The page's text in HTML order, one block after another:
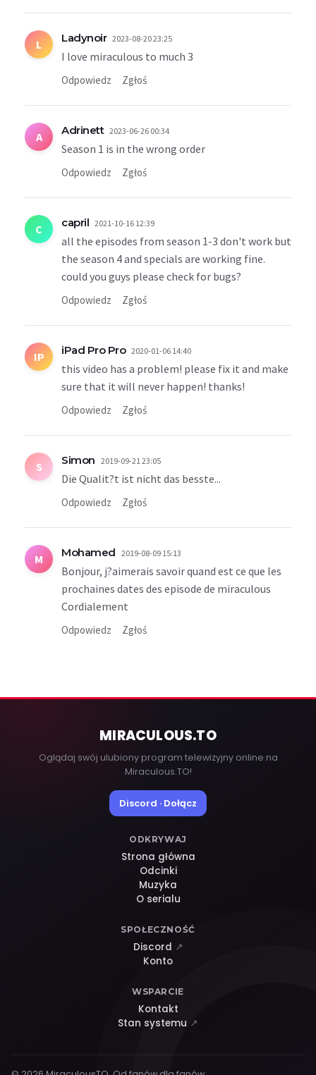
L Ladynoir 2023-08-20 23:25
I love miraculous to much 3
Odpowiedz Zgłoś
A Adrinett 2023-06-26 00:34
Season 1 is in the wrong order
Odpowiedz Zgłoś
C capril 2021-10-16 12:39
all the episodes from season 1-3 don't work but
the season 4 and specials are working fine.
could you guys please check for bugs?
Odpowiedz Zgłoś
IP iPad Pro Pro 2020-01-06 14:40
this video has a problem! please fix it and make
sure that it will never happen! thanks!
Odpowiedz Zgłoś
S Simon 2019-09-21 23:05
Die Qualit?t ist nicht das besste...
Odpowiedz Zgłoś
M Mohamed 2019-08-09 15:13
Bonjour, j?aimerais savoir quand est ce que les
prochaines dates des episode de miraculous
Cordialement
Odpowiedz Zgłoś
MIRACULOUS.TO
Oglądaj swój ulubiony program telewizyjny online na
Miraculous.TO!
Discord · Dołącz
ODKRYWAJ
Strona główna
Odcinki
Muzyka
O serialu
SPOŁECZNOŚĆ
Discord ↗
Konto
WSPARCIE
Kontakt
Stan systemu ↗